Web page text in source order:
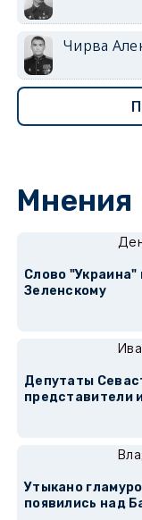
Чирва
Мнения
Слово
Зеленскому
Депутаты
представители
Утыкано
появились над